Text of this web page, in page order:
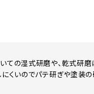
ての湿式研磨や、乾式研磨
にくいのでパテ研ぎや塗装